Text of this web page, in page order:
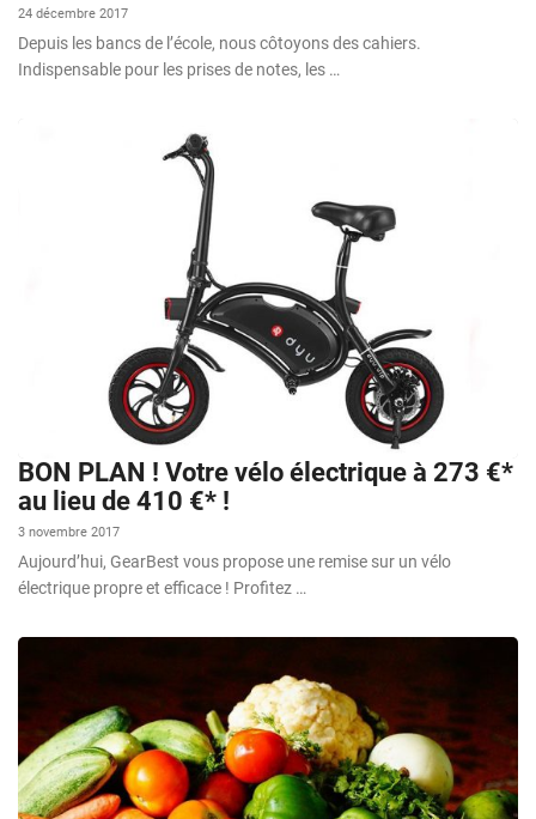
24 décembre 2017
Depuis les bancs de l’école, nous côtoyons des cahiers.
Indispensable pour les prises de notes, les …
BON PLAN ! Votre vélo électrique à 273 €*
au lieu de 410 €* !
3 novembre 2017
Aujourd’hui, GearBest vous propose une remise sur un vélo
électrique propre et efficace ! Profitez …